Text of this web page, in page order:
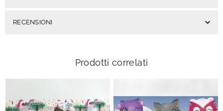
RECENSIONI
Prodotti correlati